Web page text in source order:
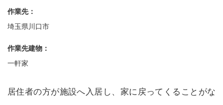
作業先：
埼玉県川口市
作業先建物：
一軒家
居住者の方が施設へ入居し、家に戻ってくることがな